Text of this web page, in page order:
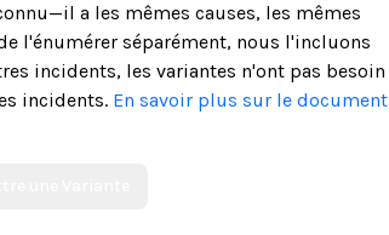
a les mêmes causes, les mêmes
l'énumérer séparément, nous l'incluons
incidents, les variantes n'ont pas besoin
incidents. En savoir plus sur le document